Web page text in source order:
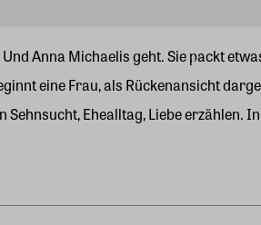
Anna Michaelis geht. Sie packt
eine Frau, als Rückenansicht
Ehealltag, Liebe erzählen.